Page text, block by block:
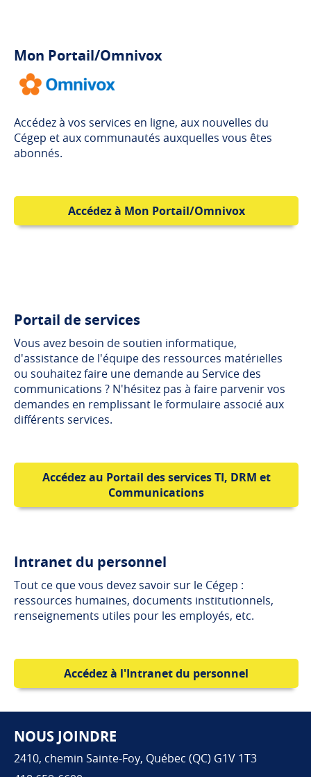
Mon Portail/Omnivox
Accédez à vos services en ligne, aux nouvelles du
Cégep et aux communautés auxquelles vous êtes
abonnés.
Accédez à Mon Portail/Omnivox
Portail de services
Vous avez besoin de soutien informatique,
d'assistance de l'équipe des ressources matérielles
ou souhaitez faire une demande au Service des
communications ? N'hésitez pas à faire parvenir vos
demandes en remplissant le formulaire associé aux
différents services.
Accédez au Portail des services TI, DRM et
Communications
Intranet du personnel
Tout ce que vous devez savoir sur le Cégep :
ressources humaines, documents institutionnels,
renseignements utiles pour les employés, etc.
Accédez à l'Intranet du personnel
Pied de page
NOUS JOINDRE
2410, chemin Sainte-Foy, Québec (QC) G1V 1T3